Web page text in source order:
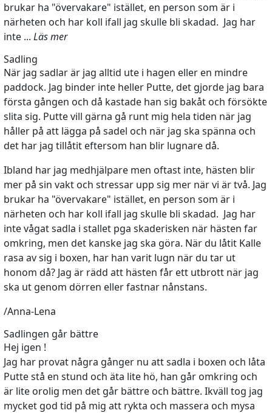
brukar ha "övervakare" istället, en person som är i
närheten och har koll ifall jag skulle bli skadad. Jag har
inte ... Läs mer
Sadling
När jag sadlar är jag alltid ute i hagen eller en mindre
paddock. Jag binder inte heller Putte, det gjorde jag bara
första gången och då kastade han sig bakåt och försökte
slita sig. Putte vill gärna gå runt mig hela tiden när jag
håller på att lägga på sadel och när jag ska spänna och
det har jag tillåtit eftersom han blir lugnare då.
Ibland har jag medhjälpare men oftast inte, hästen blir
mer på sin vakt och stressar upp sig mer när vi är två. Jag
brukar ha "övervakare" istället, en person som är i
närheten och har koll ifall jag skulle bli skadad. Jag har
inte vågat sadla i stallet pga skaderisken när hästen far
omkring, men det kanske jag ska göra. När du låtit Kalle
rasa av sig i boxen, har han varit lugn när du tar ut
honom då? Jag är rädd att hästen får ett utbrott när jag
ska ut genom dörren eller fastnar nånstans.
/Anna-Lena
Sadlingen går bättre
Hej igen !
Jag har provat några gånger nu att sadla i boxen och låta
Putte stå en stund och äta lite hö, han går omkring och
är lite orolig men det går bättre och bättre. Ikväll tog jag
mycket god tid på mig att rykta och massera och mysa